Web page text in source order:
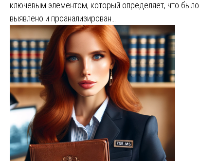
ключевым элементом, который определяет, что было
выявлено и проанализирован…